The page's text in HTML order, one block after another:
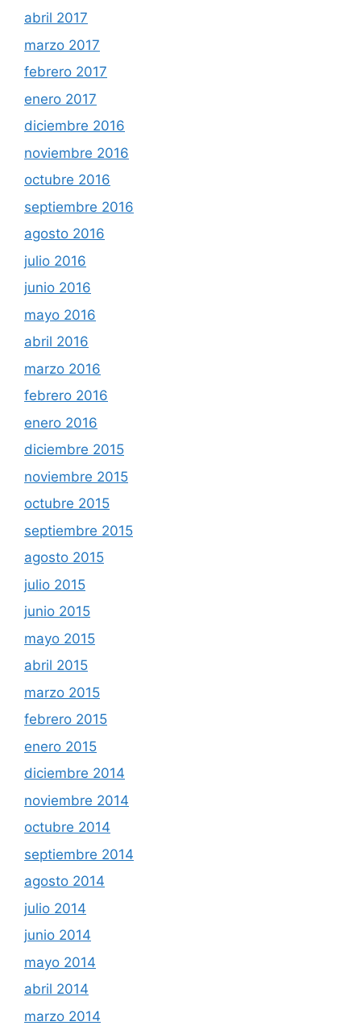
abril 2017
marzo 2017
febrero 2017
enero 2017
diciembre 2016
noviembre 2016
octubre 2016
septiembre 2016
agosto 2016
julio 2016
junio 2016
mayo 2016
abril 2016
marzo 2016
febrero 2016
enero 2016
diciembre 2015
noviembre 2015
octubre 2015
septiembre 2015
agosto 2015
julio 2015
junio 2015
mayo 2015
abril 2015
marzo 2015
febrero 2015
enero 2015
diciembre 2014
noviembre 2014
octubre 2014
septiembre 2014
agosto 2014
julio 2014
junio 2014
mayo 2014
abril 2014
marzo 2014